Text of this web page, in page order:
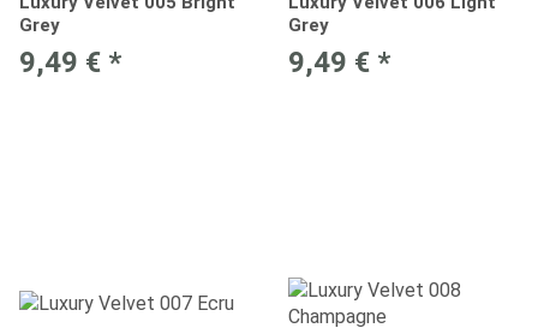
Grey
9,49 € *
Grey
9,49 € *